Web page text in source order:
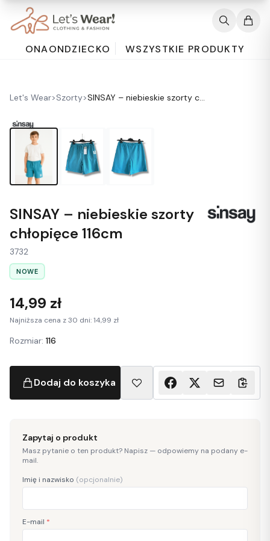
ONAONDZIECKO WSZYSTKIE PRODUKTY
Let's Wear>Szorty> SINSAY – niebieskie szorty chłopięce 116cm
SINSAY – niebieskie szorty
chłopięce 116cm
3732
NOWE
14,99 zł
Najniższa cena z 30 dni: 14,99 zł
Rozmiar: 116
Dodaj do koszyka
Zapytaj o produkt
Masz pytanie o ten produkt? Napisz — odpowiemy na podany e-
mail.
Imię i nazwisko (opcjonalnie)
E-mail *